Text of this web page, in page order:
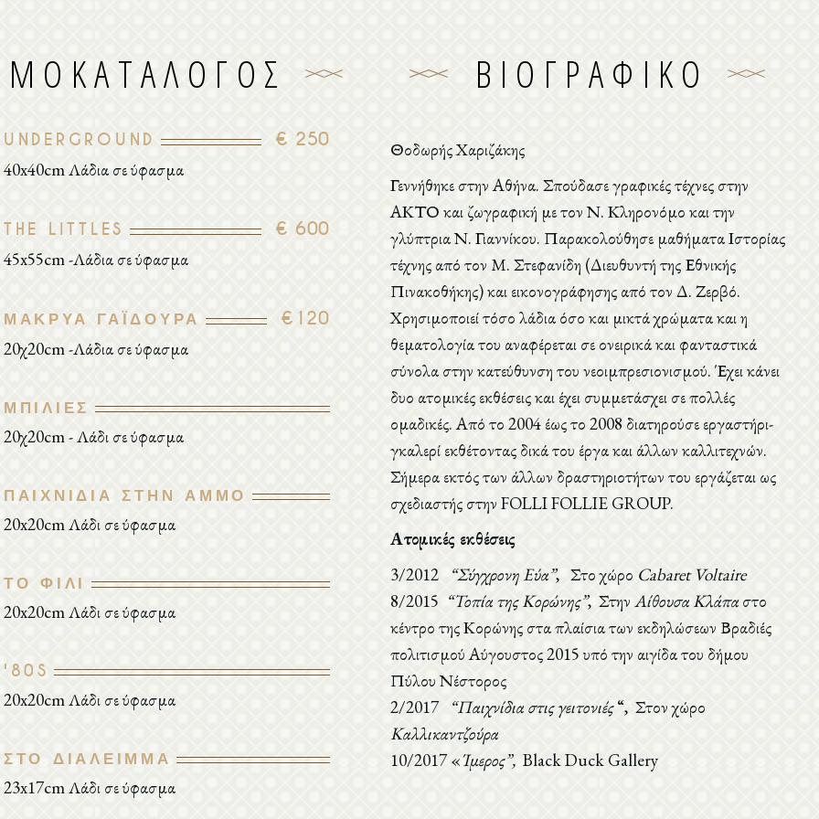
UNDERGROUND
€ 250
40x40cm Λάδια σε ύφασμα
THE LITTLES
€ 600
45x55cm -Λάδια σε ύφασμα
ΜΑΚΡΥΆ ΓΑΪΔΟΎΡΑ
€120
20χ20cm -Λάδια σε ύφασμα
ΜΠΊΛΙΕΣ
20χ20cm - Λάδι σε ύφασμα
ΠΑΙΧΝΊΔΙΑ ΣΤΗΝ ΆΜΜΟ
20x20cm Λάδι σε ύφασμα
ΤΟ ΦΙΛΊ
20x20cm Λάδι σε ύφασμα
'80S
20x20cm Λάδι σε ύφασμα
ΣΤΟ ΔΙΆΛΕΙΜΜΑ
23x17cm Λάδι σε ύφασμα
ΒΙΟΓΡΑΦΙΚΌ
Θοδωρής Χαριζάκης
Γεννήθηκε στην Αθήνα. Σπούδασε γραφικές τέχνες στην
ΑΚΤΟ και ζωγραφική με τον Ν. Κληρονόμο και την
γλύπτρια Ν. Γιαννίκου. Παρακολούθησε μαθήματα Ιστορίας
τέχνης από τον Μ. Στεφανίδη (Διευθυντή της Εθνικής
Πινακοθήκης) και εικονογράφησης από τον Δ. Ζερβό.
Χρησιμοποιεί τόσο λάδια όσο και μικτά χρώματα και η
θεματολογία του αναφέρεται σε ονειρικά και φανταστικά
σύνολα στην κατεύθυνση του νεοιμπρεσιονισμού. Έχει κάνει
δυο ατομικές εκθέσεις και έχει συμμετάσχει σε πολλές
ομαδικές. Από το 2004 έως το 2008 διατηρούσε εργαστήρι-
γκαλερί εκθέτοντας δικά του έργα και άλλων καλλιτεχνών.
Σήμερα εκτός των άλλων δραστηριοτήτων του εργάζεται ως
σχεδιαστής στην FOLLI FOLLIE GROUP.
Ατομικές εκθέσεις
3/2012 “Σύγχρονη Εύα”, Στο χώρο Cabaret Voltaire
8/2015 “Τοπία της Κορώνης”, Στην Aίθουσα Κλάπαστο
κέντρο της Κορώνης στα πλαίσια των εκδηλώσεων Βραδιές
πολιτισμού Αύγουστος 2015 υπό την αιγίδα του δήμου
Πύλου Νέστορος
2/2017 “Παιχνίδια στις γειτονιές“, Στον χώρο
Καλλικαντζούρα
10/2017 «Ίμερος”, Black Duck Gallery